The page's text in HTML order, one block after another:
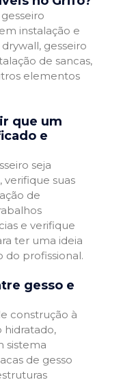
instalação e
gesseiro
de sancas,
elementos
que um
e
seja
suas
de
e verifique
ter uma ideia
do profissional.
gesso e
construção à
hidratado,
sistema
de gesso